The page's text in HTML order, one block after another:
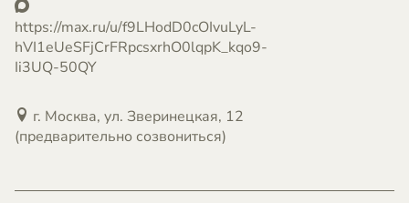
https://max.ru/u/f9LHodD0cOIvuLyL-
hVI1eUeSFjCrFRpcsxrhO0lqpK_kqo9-
Ii3UQ-50QY
г. Москва, ул. Зверинецкая, 12
(предварительно созвониться)